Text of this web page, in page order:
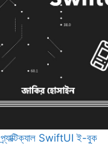
প্র্যাক্টিক্যাল SwiftUI ই-বুক